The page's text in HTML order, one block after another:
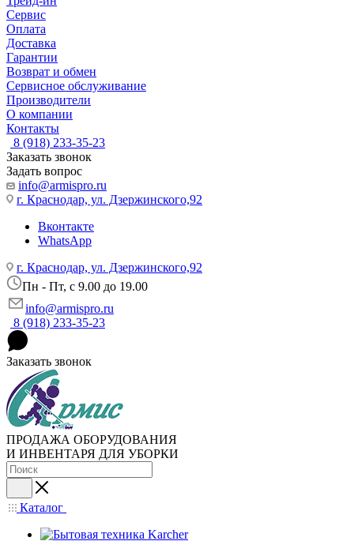
Сервис
Оплата
Доставка
Гарантии
Возврат и обмен
Сервисное обслуживание
Производители
О компании
Контакты
8 (918) 233-35-23
Заказать звонок
Задать вопрос
info@armispro.ru
г. Краснодар, ул. Дзержинского,92
Вконтакте
WhatsApp
г. Краснодар, ул. Дзержинского,92
Пн - Пт, c 9.00 до 19.00
info@armispro.ru
8 (918) 233-35-23
Заказать звонок
ПРОДАЖА ОБОРУДОВАНИЯ
И ИНВЕНТАРЯ ДЛЯ УБОРКИ
Каталог